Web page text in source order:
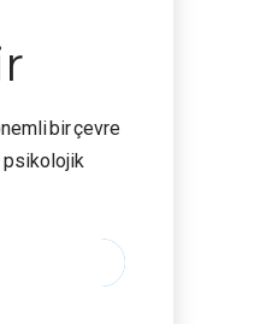
bir çevre
psikolojik